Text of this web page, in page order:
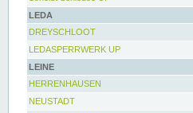
LEDA
DREYSCHLOOT
LEDASPERRWERK UP
LEINE
HERRENHAUSEN
NEUSTADT